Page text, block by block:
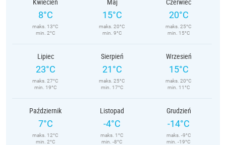
8°C
maks. 13°C
min. 2°C
15°C
maks. 20°C
min. 9°C
20°C
maks. 25°C
min. 15°C
Lipiec
23°C
maks. 27°C
min. 19°C
Sierpień
21°C
maks. 25°C
min. 17°C
Wrzesień
15°C
maks. 20°C
min. 11°C
Październik
7°C
maks. 12°C
min. 2°C
Listopad
-4°C
maks. 1°C
min. -8°C
Grudzień
-14°C
maks. -9°C
min. -19°C